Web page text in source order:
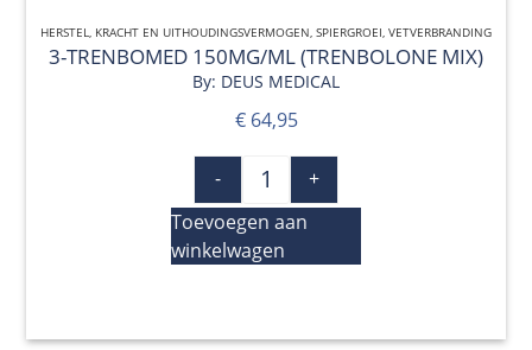
QUICK VIEW
HERSTEL, KRACHT EN UITHOUDINGSVERMOGEN, SPIERGROEI, VETVERBRANDING
3-TRENBOMED 150MG/ML (TRENBOLONE MIX)
By: DEUS MEDICAL
€64,95
-
+
Toevoegen aan
winkelwagen